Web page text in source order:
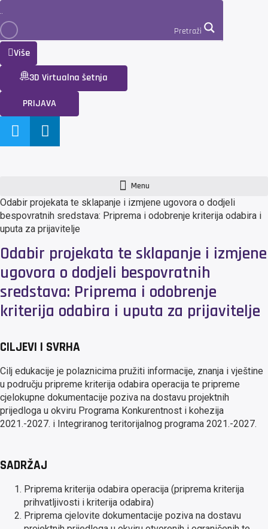
Pretraži
Više
3D Virtualna šetnja
PRIJAVA
Menu
Odabir projekata te sklapanje i izmjene ugovora o dodjeli
bespovratnih sredstava: Priprema i odobrenje kriterija odabira i
uputa za prijavitelje
Odabir projekata te sklapanje i izmjene
ugovora o dodjeli bespovratnih
sredstava: Priprema i odobrenje
kriterija odabira i uputa za prijavitelje
CILJEVI I SVRHA
Cilj edukacije je polaznicima pružiti informacije, znanja i vještine
u području pripreme kriterija odabira operacija te pripreme
cjelokupne dokumentacije poziva na dostavu projektnih
prijedloga u okviru Programa Konkurentnost i kohezija
2021.-2027. i Integriranog teritorijalnog programa 2021.-2027.
SADRŽAJ
Priprema kriterija odabira operacija (priprema kriterija
prihvatljivosti i kriterija odabira)
Priprema cjelovite dokumentacije poziva na dostavu